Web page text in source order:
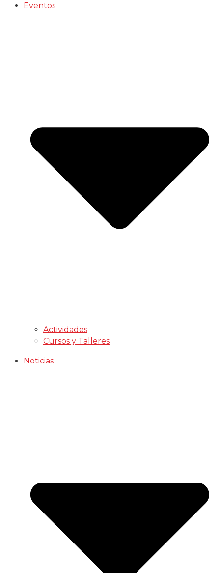
Eventos
Actividades
Cursos y Talleres
Noticias